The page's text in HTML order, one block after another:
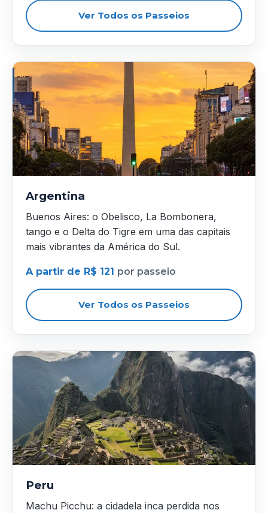
Ver Todos os Passeios
Argentina
Buenos Aires: o Obelisco, La Bombonera,
tango e o Delta do Tigre em uma das capitais
mais vibrantes da América do Sul.
A partir de R$ 121 por passeio
Ver Todos os Passeios
Peru
Machu Picchu: a cidadela inca perdida nos